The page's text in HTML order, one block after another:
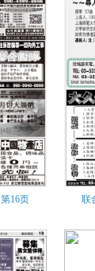
第16页 联